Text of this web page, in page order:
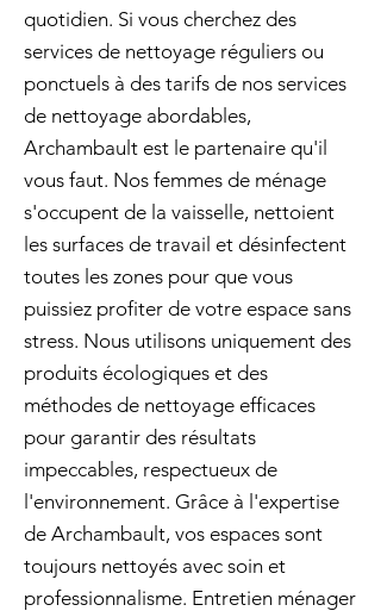
quotidien. Si vous cherchez des
services de nettoyage réguliers ou
ponctuels à des tarifs de nos services
de nettoyage abordables,
Archambault est le partenaire qu'il
vous faut. Nos femmes de ménage
s'occupent de la vaisselle, nettoient
les surfaces de travail et désinfectent
toutes les zones pour que vous
puissiez profiter de votre espace sans
stress. Nous utilisons uniquement des
produits écologiques et des
méthodes de nettoyage efficaces
pour garantir des résultats
impeccables, respectueux de
l'environnement. Grâce à l'expertise
de Archambault, vos espaces sont
toujours nettoyés avec soin et
professionnalisme. Entretien ménager